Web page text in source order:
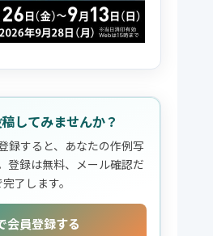
してみませんか？
録すると、あなたの作例写
登録は無料、メール確認だ
了します。
会員登録する